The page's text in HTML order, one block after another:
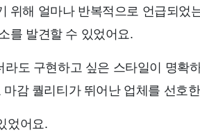
위해 얼마나 반복적으로 언급되었
를 발견할 수 있었어요.
도 구현하고 싶은 스타일이 명확
감 퀄리티가 뛰어난 업체를 선호
었어요.